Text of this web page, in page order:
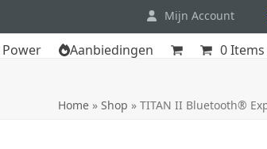
Mijn Account
Power Aanbiedingen 0 Items
Home» Shop » TITAN II Bluetooth®